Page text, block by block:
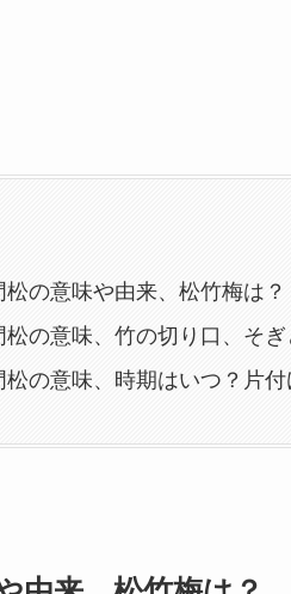
松の意味や由来、松竹梅は？
松の意味、竹の切り口、そ
松の意味、時期はいつ？片